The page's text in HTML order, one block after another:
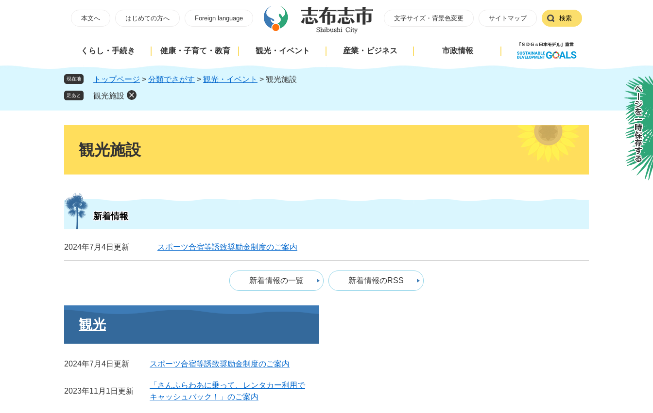
頭
飛
本
本文へ はじめての方へ Foreign language 文字サイズ・背景色変更 サイトマップ 検索
くらし・手続き 健康・子育て・教育 観光・イベント 産業・ビジネス 市政情報
現在地 トップページ > 分類でさがす > 観光・イベント > 観光施設
足あと 観光施設
観光施設
新着情報
2024年7月4日更新 スポーツ合宿等誘致奨励金制度のご案内
新着情報の一覧 新着情報のRSS
観光
2024年7月4日更新 スポーツ合宿等誘致奨励金制度のご案内
2023年11月1日更新
「さんふらわあに乗って、レンタカー利用で
キャッシュバック！」のご案内
ページを一時保存する